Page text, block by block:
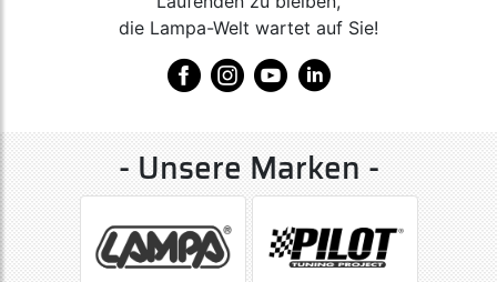
die Lampa-Welt wartet auf Sie!
- Unsere Marken -